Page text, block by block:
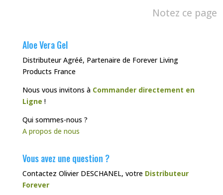
Notez ce page
Aloe Vera Gel
Distributeur Agréé, Partenaire de Forever Living
Products France
Nous vous invitons à Commander directement en
Ligne !
Qui sommes-nous ?
A propos de nous
Vous avez une question ?
Contactez Olivier DESCHANEL, votre Distributeur
Forever